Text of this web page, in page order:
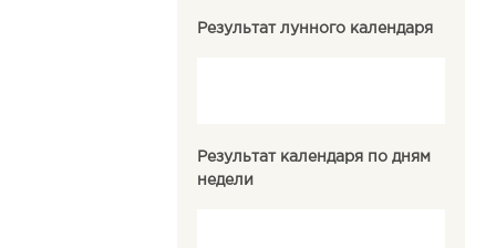
Результат лунного календаря
Результат календаря по дням
недели